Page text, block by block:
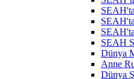
SEAH
Dünya
Anne
Dünya